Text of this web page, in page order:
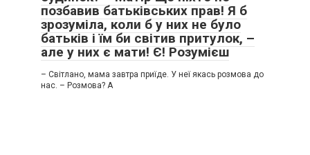
позбавив батьківських прав! Я б
зрозуміла, коли б у них не було
батьків і їм би світив притулок, –
але у них є мати! Є! Розумієш
– Світлано, мама завтра приїде. У неї якась розмова до
нас. – Розмова? А